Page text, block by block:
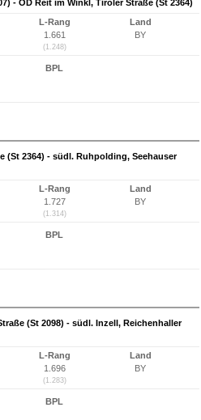
- OD Reit im Winkl, Tiroler Straße (St 2364)
L-Rang
1.661
(1.248)
Land
BY
BPL
(St 2364) - südl. Ruhpolding, Seehauser
L-Rang
1.727
(1.314)
Land
BY
BPL
(St 2098) - südl. Inzell, Reichenhaller
L-Rang
1.696
(1.283)
Land
BY
BPL